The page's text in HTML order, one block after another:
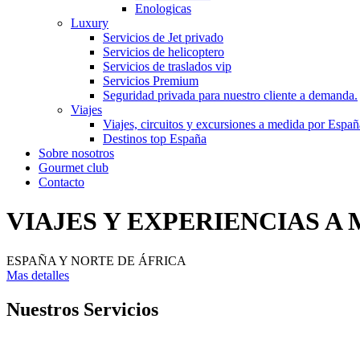
Enologicas
Luxury
Servicios de Jet privado
Servicios de helicoptero
Servicios de traslados vip
Servicios Premium
Seguridad privada para nuestro cliente a demanda.
Viajes
Viajes, circuitos y excursiones a medida por
Destinos top España
Sobre nosotros
Gourmet club
Contacto
VIAJES Y EXPERIENCIAS A
ESPAÑA Y NORTE DE ÁFRICA
Mas detalles
Nuestros Servicios